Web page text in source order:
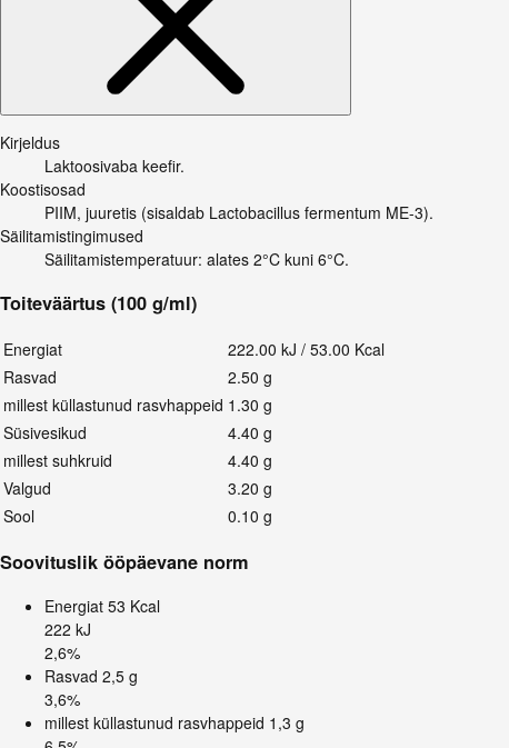
Kirjeldus
Laktoosivaba keefir.
Koostisosad
PIIM, juuretis (sisaldab Lactobacillus fermentum ME-3).
Säilitamistingimused
Säilitamistemperatuur: alates 2°C kuni 6°C.
Toiteväärtus (100 g/ml)
Energiat
222.00 kJ / 53.00 Kcal
Rasvad
2.50 g
millest küllastunud rasvhappeid 1.30 g
Süsivesikud
4.40 g
millest suhkruid
4.40 g
Valgud
3.20 g
Sool
0.10 g
Soovituslik ööpäevane norm
Energiat 53 Kcal
222 kJ
2,6%
Rasvad 2,5 g
3,6%
millest küllastunud rasvhappeid 1,3 g